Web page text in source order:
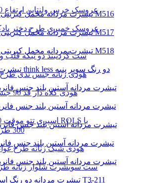
عروسک خرس ولنتاین ارتفاع 20 سانتی
عروسک خمیری طرح دختر
ست گردنبند دو تیکه قلب و
هودی زنانه جنس تدی طرح
هودی
300 طرح رایگان
هودی شیک زنانه طرح
ست سویشرت شلوار زنانه
تیشرت مردانه مخمل کبریتی سه رنگ مدل M516
تیشرت مردانه مخمل کبریتی سه رنگ مدل M517
تیشرت مردانه مخمل کبریتی سه رنگ مدل M518
تیشرت مردانه برند think less دو رنگ سوپر پنبه
تیشرت مردانه آستین بلند جنس
تیشرت مردانه آستین بلند جنس
تیشرت مردانه آستین بلند جنس
تیشرت مردانه آستین بلند جنس
تیشرت مردانه آستین بلند جنس
تیشرت مردانه دو رنگ اسپورت مدل T3-211